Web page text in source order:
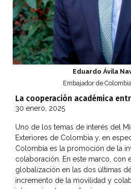
Eduardo Ávila
Embajador de
La cooperación académica
30 enero, 2025
Uno de los temas de interés del
Exteriores de Colombia y, en
Colombia es la promoción de la
colaboración. En este marco, con
globalización en las dos últimas
incremento de la movilidad y